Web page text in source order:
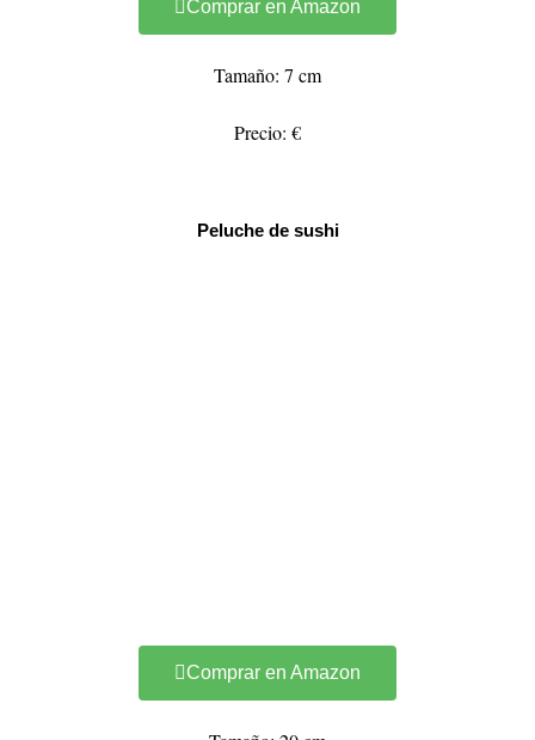
Comprar en Amazon
Tamaño: 7 cm
Precio: €
Peluche de sushi
Comprar en Amazon